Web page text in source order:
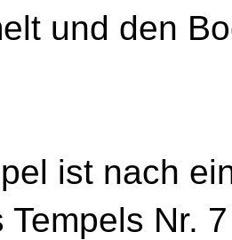
und den
ist nach
Tempels Nr.